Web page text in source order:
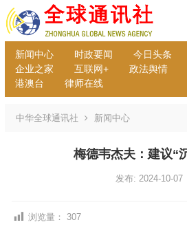
新闻中心 时政要闻 今日头条
企业之家
互联网+ 政法舆情
港澳台
律师在线
中华全球通讯社 新闻中心
梅德韦杰夫：建议“
发布: 2024-10-07
浏览量： 307